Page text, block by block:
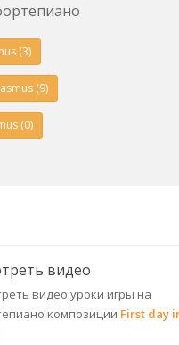
(3)
(9)
(0)
видео
видео уроки игры на
композиции First day